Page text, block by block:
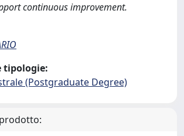
continuous improvement.
tipologie:
(Postgraduate Degree)